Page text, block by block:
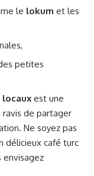
le lokum et les
petites
locaux est une
de partager
Ne soyez pas
délicieux café turc